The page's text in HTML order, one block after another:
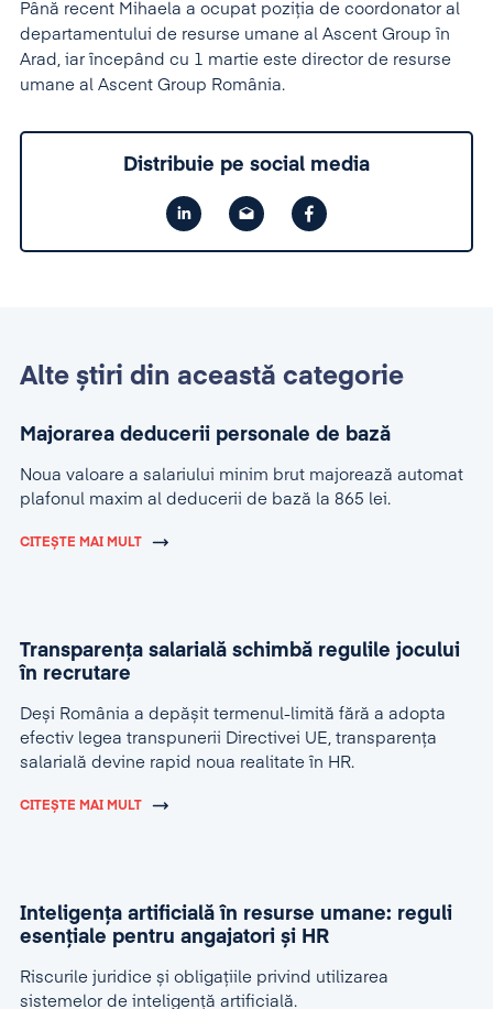
Până recent Mihaela a ocupat poziţia de coordonator al
departamentului de resurse umane al Ascent Group în
Arad, iar începând cu 1 martie este director de resurse
umane al Ascent Group România.
Distribuie pe social media
Alte știri din această categorie
Majorarea deducerii personale de bază
Noua valoare a salariului minim brut majorează automat
plafonul maxim al deducerii de bază la 865 lei.
CITEȘTE MAI MULT
Transparența salarială schimbă regulile jocului
în recrutare
Deși România a depășit termenul-limită fără a adopta
efectiv legea transpunerii Directivei UE, transparența
salarială devine rapid noua realitate în HR.
CITEȘTE MAI MULT
Inteligența artificială în resurse umane: reguli
esențiale pentru angajatori și HR
Riscurile juridice și obligațiile privind utilizarea
sistemelor de inteligență artificială.